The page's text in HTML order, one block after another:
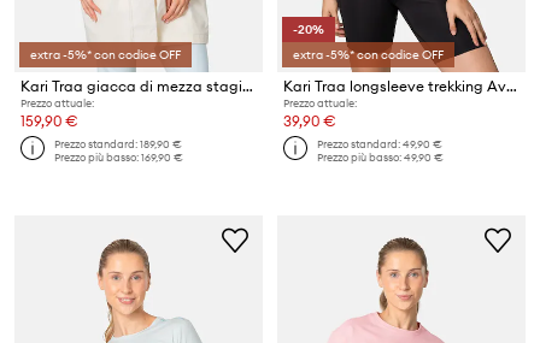
extra -5%* con codice OFF
Kari Traa giacca di mezza stagione da donna Sine
Prezzo attuale:
159,90 €
Prezzo standard:189,90 €
Prezzo più basso:169,90 €
-20%
extra -5%* con codice OFF
Kari Traa longsleeve trekking Ava
Prezzo attuale:
39,90 €
Prezzo standard:49,90 €
Prezzo più basso:49,90 €